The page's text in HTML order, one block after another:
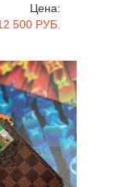
Цена:
500 РУБ.